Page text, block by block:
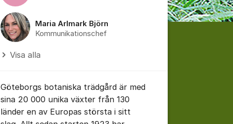
Maria Arlmark Björn
Kommunikationschef
Visa alla
Göteborgs botaniska trädgård är med
sina 20 000 unika växter från 130
länder en av Europas största i sitt